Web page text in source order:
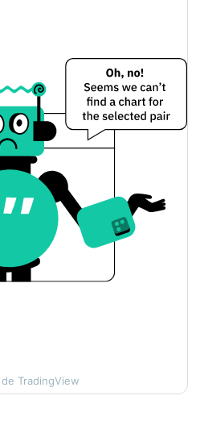
$0.00089553808
$0.00089553808 /
$0.00089538171
$74,402.792
AI
$0.00089227392 /
$0.00089227392 /
de TradingView